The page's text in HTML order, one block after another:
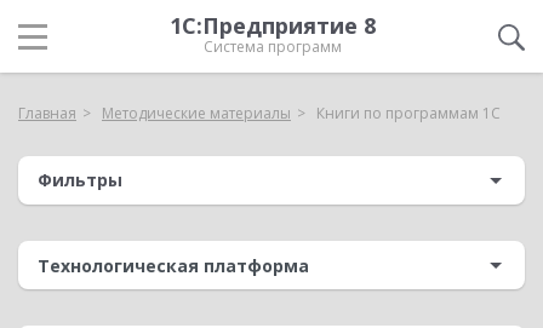
1С:Предприятие 8
Система программ
Главная Методические материалы Книги по программам 1С
Фильтры